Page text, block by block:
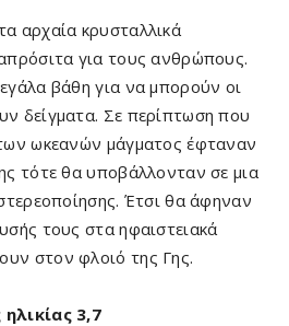
αρχαία κρυσταλλικά
για τους ανθρώπους.
βάθη για να μπορούν οι
δείγματα. Σε περίπτωση που
ωκεανών μάγματος έφταναν
τότε θα υποβάλλονταν σε μια
Έτσι θα άφηναν
τους στα ηφαιστειακά
στον φλοιό της Γης.
3,7